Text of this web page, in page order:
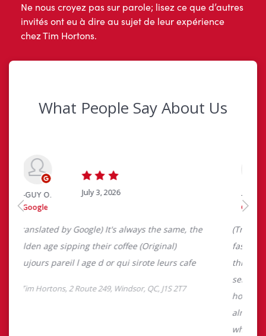
Ne nous croyez pas sur parole; lisez ce que d’autres
invités ont eu à dire au sujet de leur expérience
chez Tim Hortons.